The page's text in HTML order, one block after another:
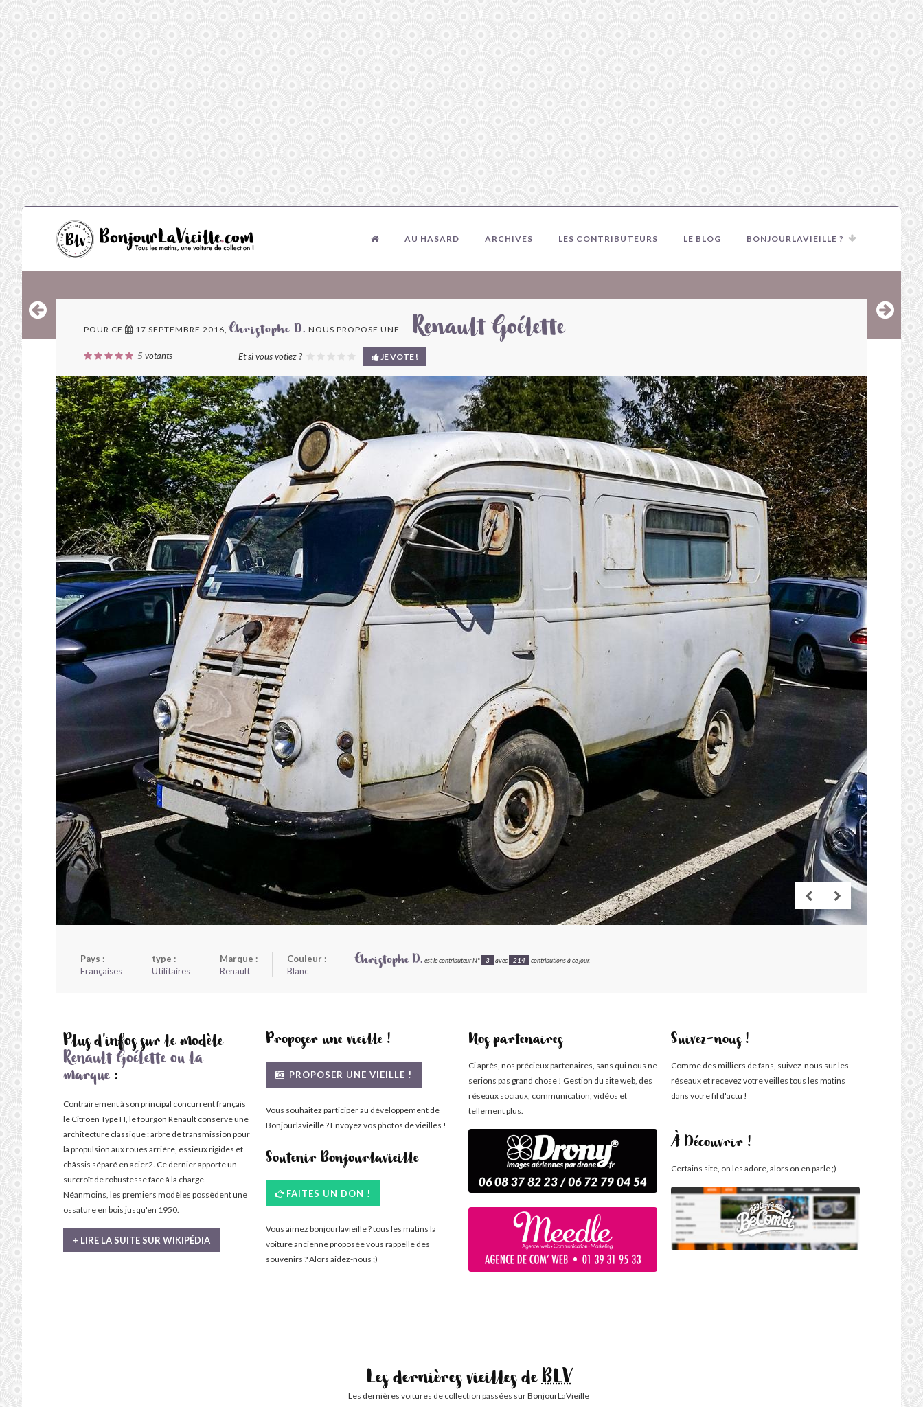
AU HASARD ARCHIVES LES CONTRIBUTEURS LE BLOG BONJOURLAVIEILLE ?
POUR CE 17 SEPTEMBRE 2016,Christophe D. NOUS PROPOSE UNE Renault Goélette
5 votants Et si vous votiez ? JE VOTE !
Pays :
Françaises
type :
Utilitaires
Marque :
Renault
Couleur :
Blanc
Christophe D. est le contributeur N° 3 avec 214 contributions à ce jour.
Plus d'infos sur le modèle
Renault Goélette ou la
marque:
Contrairement à son principal concurrent français
le Citroën Type H, le fourgon Renault conserve une
architecture classique : arbre de transmission pour
la propulsion aux roues arrière, essieux rigides et
châssis séparé en acier2. Ce dernier apporte un
surcroît de robustesse face à la charge.
Néanmoins, les premiers modèles possèdent une
ossature en bois jusqu'en 1950.
+ LIRE LA SUITE SUR WIKIPÉDIA
Proposer une vieille !
PROPOSER UNE VIEILLE !
Vous souhaitez participer au développement de
Bonjourlavieille ? Envoyez vos photos de vieilles !
Soutenir Bonjourlavieille
FAITES UN DON !
Vous aimez bonjourlavieille ? tous les matins la
voiture ancienne proposée vous rappelle des
souvenirs ? Alors aidez-nous ;)
Nos partenaires
Ci après, nos précieux partenaires, sans qui nous ne
serions pas grand chose ! Gestion du site web, des
réseaux sociaux, communication, vidéos et
tellement plus.
Suivez-nous !
Comme des milliers de fans, suivez-nous sur les
réseaux et recevez votre veilles tous les matins
dans votre fil d'actu !
À Découvrir !
Certains site, on les adore, alors on en parle ;)
Les dernières vieilles deBLV
Les dernières voitures de collection passées sur BonjourLaVieille